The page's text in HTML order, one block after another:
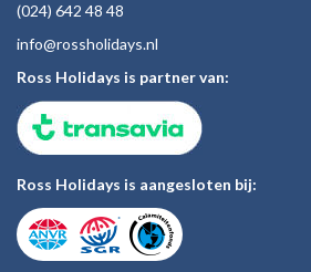
(024) 642 48 48
info@rossholidays.nl
Ross Holidays is partner van:
Ross Holidays is aangesloten bij: